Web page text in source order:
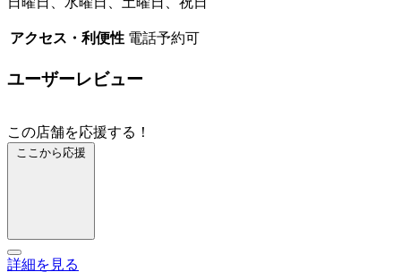
アクセス・利便性 電話予約可
ユーザーレビュー
この店舗を応援する！
ここから応援
詳細を見る